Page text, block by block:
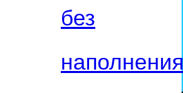
без
наполнения